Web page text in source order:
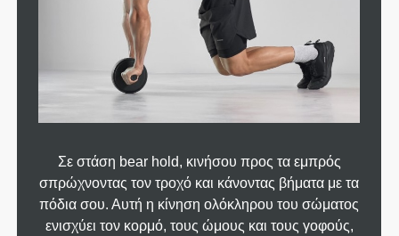
Σε στάση bear hold, κινήσου προς τα εμπρός
σπρώχνοντας τον τροχό και κάνοντας βήματα με τα
πόδια σου. Αυτή η κίνηση ολόκληρου του σώματος
ενισχύει τον κορμό, τους ώμους και τους γοφούς,